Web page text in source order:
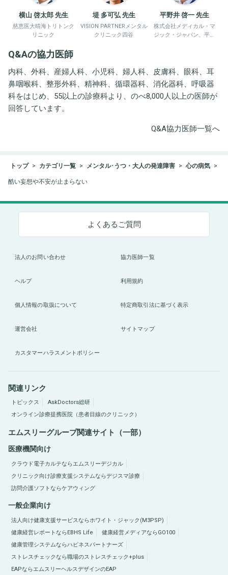
横山 啓太郎 先生
慈恵医大晴海トリトンク
リニック
堤 多可弘 先生
VISION PARTNERメンタル
クリニック四谷
平野井 啓一 先生
株式会社メディカル・マ
ジック・ジャパン、平野
Q&Aの協力医師
内科、外科、産婦人科、小児科、婦人科、皮膚科、眼科、耳
鼻咽喉科、整形外科、精神科、循環器科、消化器科、呼吸器
科をはじめ、55以上の診療科より、のべ8,000人以上の医師が
回答しています。
Q&A協力医師一覧へ
トップ カテゴリ一覧 メンタル･うつ・大人の発達障害 心の病気
酷い妄想や不安が止まらない
よくあるご質問
法人のお問い合わせ 協力医師一覧
ヘルプ 利用規約
個人情報の取扱について 特定商取引法に基づく表示
運営会社 サイトマップ
カスタマーハラスメントポリシー
関連リンク
トピックス
AskDoctors総研
オンライン診療提携医院（患者目線のクリニック）
エムスリーグループ関連サイト（一部）
医療機関向け
クラウド電子カルテならエムスリーデジカル
クリニック向け診療支援システムならデジスマ診療
訪問介護ソフトならケアウィング
一般企業向け
法人向け健康支援サービスならホワイト・ジャック(M3PSP)
健康経営レポートならEBHS Life
健康経営メディアならGO100
健康管理システムならハピネスパートナーズ
ストレスチェックなら職場のストレスチェック+plus
EAPならエムスリーヘルスデザインのEAP